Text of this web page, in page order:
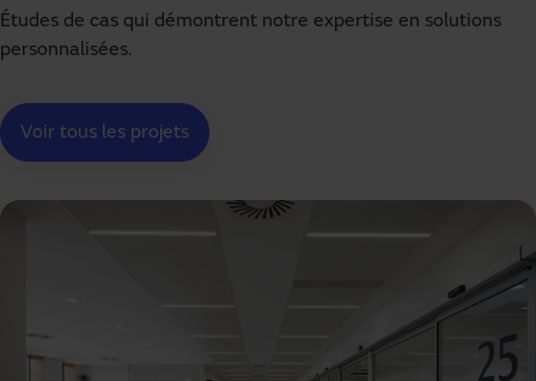
Études de cas qui démontrent notre expertise en solutions
personnalisées.
Voir tous les projets